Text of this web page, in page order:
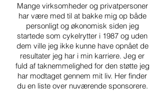
Mange virksomheder og privatpersoner
har være med til at bakke mig op både
personligt og økonomisk siden jeg
startede som cykelrytter i 1987 og uden
dem ville jeg ikke kunne have opnået de
resultater jeg har i min karriere. Jeg er
fuld af taknemmelighed for den støtte jeg
har modtaget gennem mit liv. Her finder
du en liste over nuværende sponsorere.